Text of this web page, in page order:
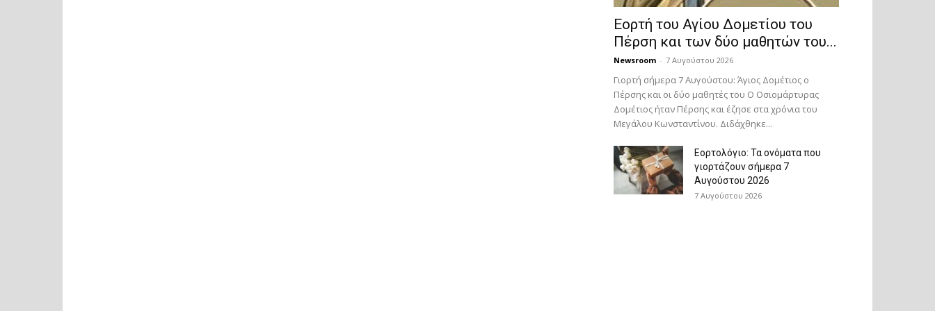
Εορτή του Αγίου Δομετίου του
Πέρση και των δύο μαθητών του...
Newsroom - 7 Αυγούστου 2026
Γιορτή σήμερα 7 Αυγούστου: Άγιος Δομέτιος ο
Πέρσης και οι δύο μαθητές του Ο Oσιομάρτυρας
Δομέτιος ήταν Πέρσης και έζησε στα χρόνια του
Μεγάλου Κωνσταντίνου. Διδάχθηκε...
Εορτολόγιο: Τα ονόματα που
γιορτάζουν σήμερα 7
Αυγούστου 2026
7 Αυγούστου 2026